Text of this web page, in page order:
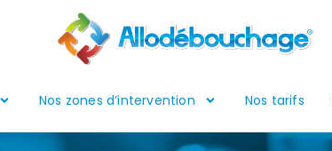
Nos zones d’intervention Nos tarifs